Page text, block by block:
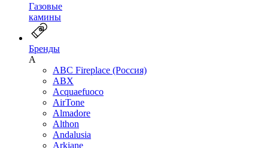
Газовые
камины
Бренды
A
ABC Fireplace (Россия)
ABX
Acquaefuoco
AirTone
Almadore
Althon
Andalusia
Arkiane